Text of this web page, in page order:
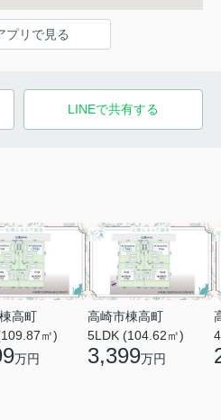
プリで見る
LINEで共有する
高町
㎡)
万円
高崎市棟高町
5LDK (104.62㎡)
3,399万円